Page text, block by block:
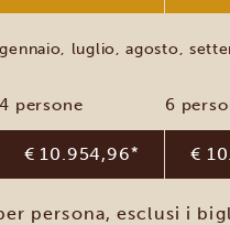
luglio, agosto,
4 persone
€ 10.954,96*
6
€
persona, esclusi i